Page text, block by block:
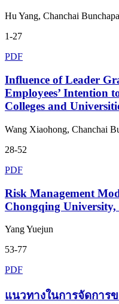
Hu Yang, Chanchai
1-27
PDF
Influence of Leader
Employees’ Intention
Colleges and
Wang Xiaohong, Chanchai
28-52
PDF
Risk Management
Chongqing University,
Yang Yuejun
53-77
PDF
แนวทางในการจัดการ